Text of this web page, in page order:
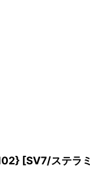
[SV7/ステラ